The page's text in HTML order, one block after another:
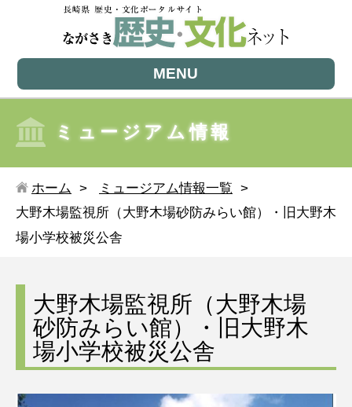
MENU
ミュージアム情報
ホーム
ミュージアム情報一覧
大野木場監視所（大野木場砂防みらい館）・旧大野木
場小学校被災公舎
大野木場監視所（大野木場
砂防みらい館）・旧大野木
場小学校被災公舎